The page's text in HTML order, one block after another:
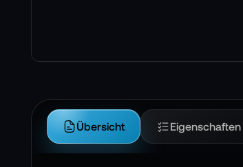
Übersicht Eigenschaften